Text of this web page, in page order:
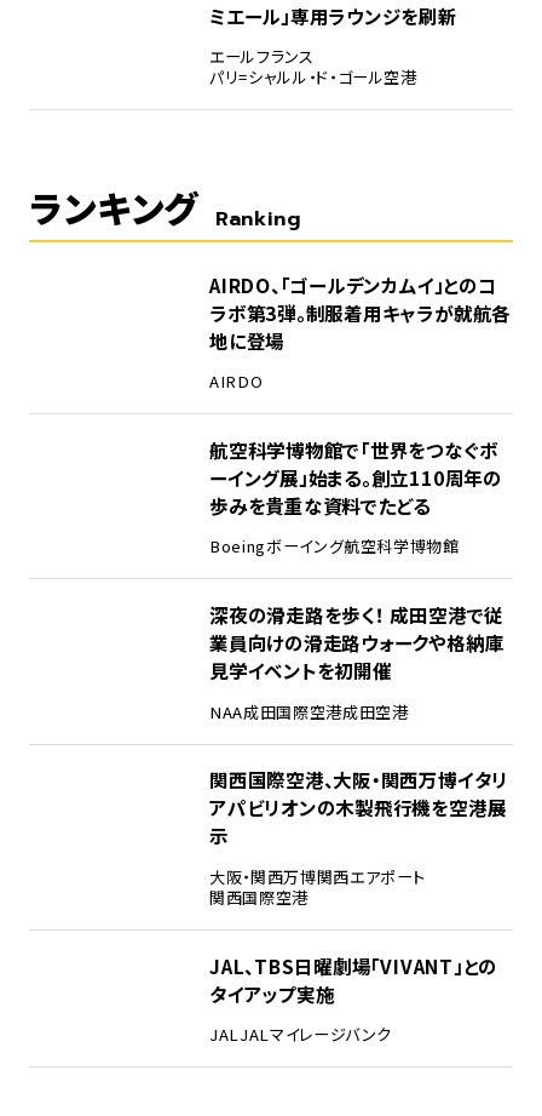
ミエール」専用ラウンジを刷新
エールフランス
パリ=シャルル・ド・ゴール空港
ランキング Ranking
AIRDO、「ゴールデンカムイ」とのコ
ラボ第3弾。制服着用キャラが就航各
地に登場
AIRDO
航空科学博物館で「世界をつなぐボ
ーイング展」始まる。創立110周年の
歩みを貴重な資料でたどる
Boeingボーイング航空科学博物館
深夜の滑走路を歩く！ 成田空港で従
業員向けの滑走路ウォークや格納庫
見学イベントを初開催
NAA成田国際空港成田空港
関西国際空港、大阪・関西万博イタリ
アパビリオンの木製飛行機を空港展
示
大阪・関西万博関西エアポート
関西国際空港
JAL、TBS日曜劇場「VIVANT」との
タイアップ実施
JALJALマイレージバンク